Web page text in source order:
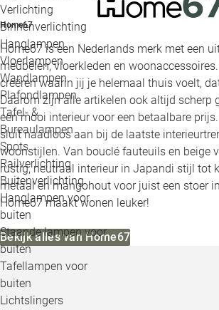
Verlichting
Binnenverlichting
Hanglampen
Vloerlampen
Wandlampen
Plafondlampen
Tafel- &
Bureaulampen
Spots
Railverlichting
Buitenverlichting
Hanglampen voor
buiten
Staande lampen voor
buiten
Tafellampen voor
buiten
Lichtslingers
Home67
Home67 is een Nederlands merk met een
meubelen, vloerkleden en
creëren waarin jij je helemaal thuis voelt,
Daarom zijn alle artikelen ook altijd scherp
een mooi interieur voor een betaalbare
sluit naadloos aan bij de laatste
woonstijlen. Van bouclé fauteuils en beige
rustig, neutraal interieur in Japandi stijl tot
metaal en mangohout voor juist een stoer
Home67 maakt wonen leuker!
Bekijk alles van Home67